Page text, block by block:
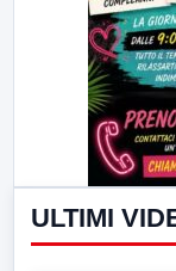
ULTIMI